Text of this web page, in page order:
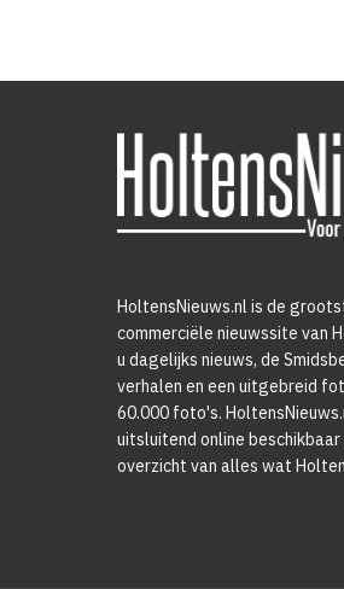
HoltensNieuws.nl is de
commerciële nieuwssite van
u dagelijks nieuws, de
verhalen en een uitgebreid
60.000 foto's.
uitsluitend online
overzicht van alles wat